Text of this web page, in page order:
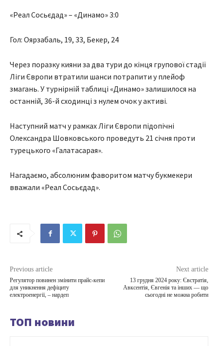
«Реал Сосьєдад» – «Динамо» 3:0
Гол: Оярзабаль, 19, 33, Бекер, 24
Через поразку кияни за два тури до кінця групової стадії
Ліги Європи втратили шанси потрапити у плейоф
змагань. У турнірній таблиці «Динамо» залишилося на
останній, 36-й сходинці з нулем очок у активі.
Наступний матч у рамках Ліги Європи підопічні
Олександра Шовковського проведуть 21 січня проти
турецького «Галатасарая».
Нагадаємо, абсолюним фаворитом матчу букмекери
вважали «Реал Сосьєдад».
Previous article
Регулятор повинен змінити прайс-кепи
для уникнення дефіциту
електроенергії, – нардеп
Next article
13 грудня 2024 року: Євстратія,
Авксентія, Євгенія та інших — що
сьогодні не можна робити
ТОП новини